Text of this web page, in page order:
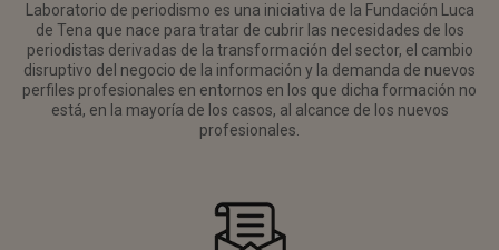
Laboratorio de periodismo es una iniciativa de la Fundación Luca
de Tena que nace para tratar de cubrir las necesidades de los
periodistas derivadas de la transformación del sector, el cambio
disruptivo del negocio de la información y la demanda de nuevos
perfiles profesionales en entornos en los que dicha formación no
está, en la mayoría de los casos, al alcance de los nuevos
profesionales.